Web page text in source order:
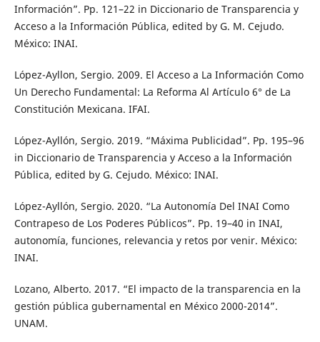
Información”. Pp. 121–22 in Diccionario de Transparencia y
Acceso a la Información Pública, edited by G. M. Cejudo.
México: INAI.
López-Ayllon, Sergio. 2009. El Acceso a La Información Como
Un Derecho Fundamental: La Reforma Al Artículo 6° de La
Constitución Mexicana. IFAI.
López-Ayllón, Sergio. 2019. “Máxima Publicidad”. Pp. 195–96
in Diccionario de Transparencia y Acceso a la Información
Pública, edited by G. Cejudo. México: INAI.
López-Ayllón, Sergio. 2020. “La Autonomía Del INAI Como
Contrapeso de Los Poderes Públicos”. Pp. 19–40 in INAI,
autonomía, funciones, relevancia y retos por venir. México:
INAI.
Lozano, Alberto. 2017. “El impacto de la transparencia en la
gestión pública gubernamental en México 2000-2014”.
UNAM.